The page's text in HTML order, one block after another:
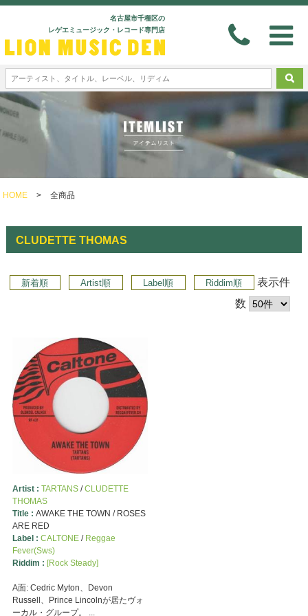
名古屋市千種区の
レゲエミュージック・レコード専門店
HOME > 全商品
CLUDETTE THOMAS
新着順 Artist順 Label順 Riddim順
表示件
数
Artist : TARTANS/CLUDETTE
THOMAS
Title : AWAKE THE TOWN / ROSES
ARE RED
Label : CALTONE/ Reggae
Fever(Sws)
Riddim : [Rock Steady]
A面: Cedric Myton、Devon
Russell、Prince Lincolnが居たヴォ
ーカル・グループ。 ...